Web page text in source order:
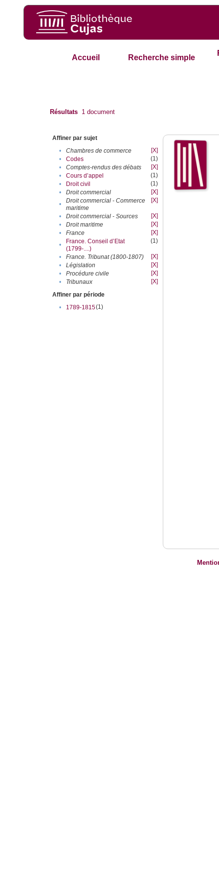
Accueil Recherche simple
Résultats 1 document
Affiner par sujet
•
Chambres de commerce
[X]
•
Codes
(1)
•
Comptes-rendus des débats
[X]
•
Cours d’appel
(1)
•
Droit civil
(1)
•
Droit commercial
[X]
•
Droit commercial - Commerce
maritime
[X]
• Droit commercial - Sources
[X]
•
Droit maritime
[X]
•
France
[X]
•
France. Conseil d’Etat
(1799-....)
(1)
• France. Tribunat (1800-1807)
[X]
•
Législation
[X]
•
Procédure civile
[X]
•
Tribunaux
[X]
Affiner par période
•
1789-1815(1)